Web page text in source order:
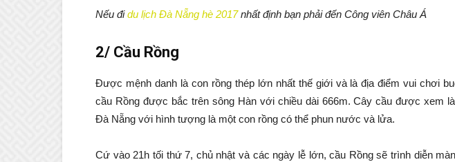
Nếu đidu lịch Đà Nẵng hè 2017nhất định bạn phải đến Công viên Châu Á
2/ Cầu Rồng
Được mệnh danh là con rồng thép lớn nhất thế giới và là địa điểm vui chơi
cầu Rồng được bắc trên sông Hàn với chiều dài 666m. Cây cầu được xem
Đà Nẵng với hình tượng là một con rồng có thể phun nước và lửa.
Cứ vào 21h tối thứ 7, chủ nhật và các ngày lễ lớn, cầu Rồng sẽ trình diễn